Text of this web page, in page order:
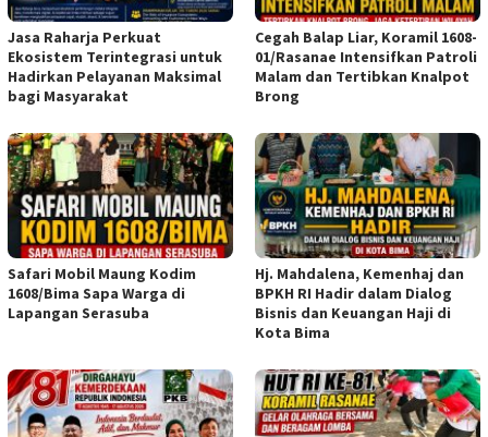
Jasa Raharja Perkuat
Ekosistem Terintegrasi untuk
Hadirkan Pelayanan Maksimal
bagi Masyarakat
Cegah Balap Liar, Koramil 1608-
01/Rasanae Intensifkan Patroli
Malam dan Tertibkan Knalpot
Brong
Safari Mobil Maung Kodim
1608/Bima Sapa Warga di
Lapangan Serasuba
Hj. Mahdalena, Kemenhaj dan
BPKH RI Hadir dalam Dialog
Bisnis dan Keuangan Haji di
Kota Bima